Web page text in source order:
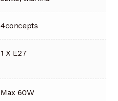
4concepts
1 X E27
Max 60W